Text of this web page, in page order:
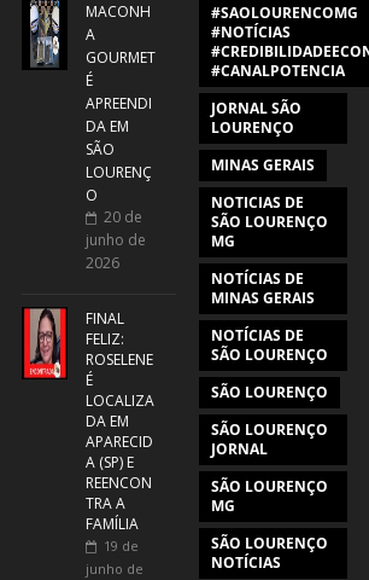
MACONH
A
GOURMET
É
APREENDI
DA EM
SÃO
LOURENÇ
O
20 de
junho de
2026
FINAL
FELIZ:
ROSELENE
É
LOCALIZA
DA EM
APARECID
A (SP) E
REENCON
TRA A
FAMÍLIA
19 de
junho de
#SAOLOURENCOMG
#NOTÍCIAS
#CANALPOTENCIA
JORNAL SÃO
LOURENÇO
MINAS GERAIS
NOTICIAS DE
SÃO LOURENÇO
MG
NOTÍCIAS DE
MINAS GERAIS
NOTÍCIAS DE
SÃO LOURENÇO
SÃO LOURENÇO
SÃO LOURENÇO
JORNAL
SÃO LOURENÇO
MG
SÃO LOURENÇO
NOTÍCIAS